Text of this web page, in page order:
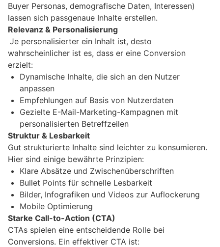
Buyer Personas, demografische Daten, Interessen)
lassen sich passgenaue Inhalte erstellen.
Relevanz & Personalisierung
Je personalisierter ein Inhalt ist, desto
wahrscheinlicher ist es, dass er eine Conversion
erzielt:
Dynamische Inhalte, die sich an den Nutzer
anpassen
Empfehlungen auf Basis von Nutzerdaten
Gezielte E-Mail-Marketing-Kampagnen mit
personalisierten Betreffzeilen
Struktur & Lesbarkeit
Gut strukturierte Inhalte sind leichter zu konsumieren.
Hier sind einige bewährte Prinzipien:
Klare Absätze und Zwischenüberschriften
Bullet Points für schnelle Lesbarkeit
Bilder, Infografiken und Videos zur Auflockerung
Mobile Optimierung
Starke Call-to-Action (CTA)
CTAs spielen eine entscheidende Rolle bei
Conversions. Ein effektiver CTA ist: